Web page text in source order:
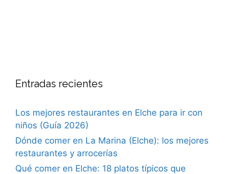
Entradas recientes
Los mejores restaurantes en Elche para ir con
niños (Guía 2026)
Dónde comer en La Marina (Elche): los mejores
restaurantes y arrocerías
Qué comer en Elche: 18 platos típicos que